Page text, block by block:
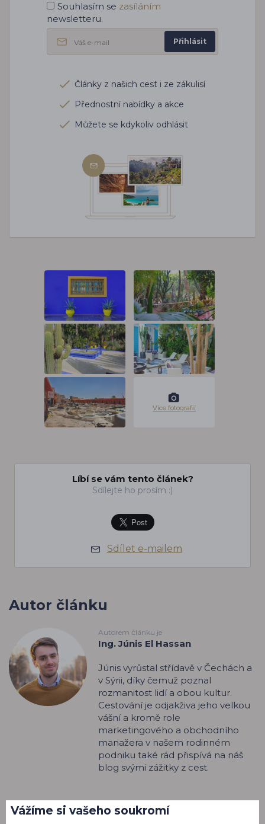
Souhlasím se zasíláním
newsletteru.
Přihlásit
Články z našich cest i ze zákulisí
Přednostní nabídky a akce
Můžete se kdykoliv odhlásit
Více fotografií
Líbí se vám tento článek?
Sdílejte ho prosím :)
Sdílet e-mailem
Autor článku
Autorem článku je
Ing. Júnis El Hassan
Júnis vyrůstal střídavě v Čechách a
v Sýrii, díky čemuž poznal
rozmanitost lidí a obou kultur.
Cestování je odjakživa jeho velkou
vášní a kromě role
marketingového a obchodního
manažera v našem rodinném
podniku také rád přispívá na náš
blog svými zážitky z cest.
Vážíme si vašeho soukromí